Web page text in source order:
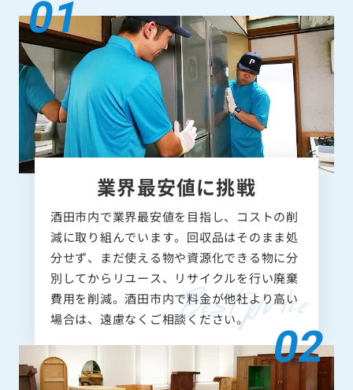
業界最安値に挑戦
酒田市内で業界最安値を目指し、コストの削
減に取り組んでいます。回収品はそのまま処
分せず、まだ使える物や資源化できる物に分
別してからリユース、リサイクルを行い廃棄
費用を削減。酒田市内で料金が他社より高い
場合は、遠慮なくご相談ください。